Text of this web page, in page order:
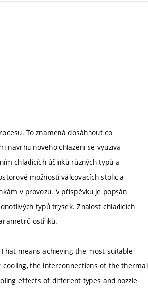
To znamená dosáhnout co
návrhu nového chlazení se využívá
chladicích účinků různých typů a
možnosti válcovacích stolic a
v provozu. V příspěvku je popsán
typů trysek. Znalost chladicích
ostřiků.
means achieving the most suitable
the interconnections of the thermal
effects of different types and nozzle